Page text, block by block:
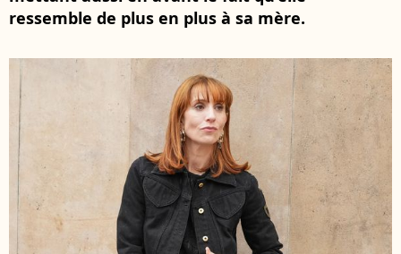
ressemble de plus en plus à sa mère.